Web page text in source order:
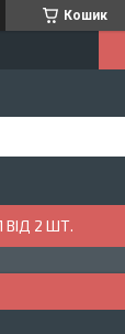
Кошик
2 ШТ.